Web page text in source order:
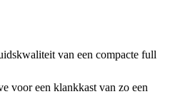
van een compacte full
voor een klankkast van zo een